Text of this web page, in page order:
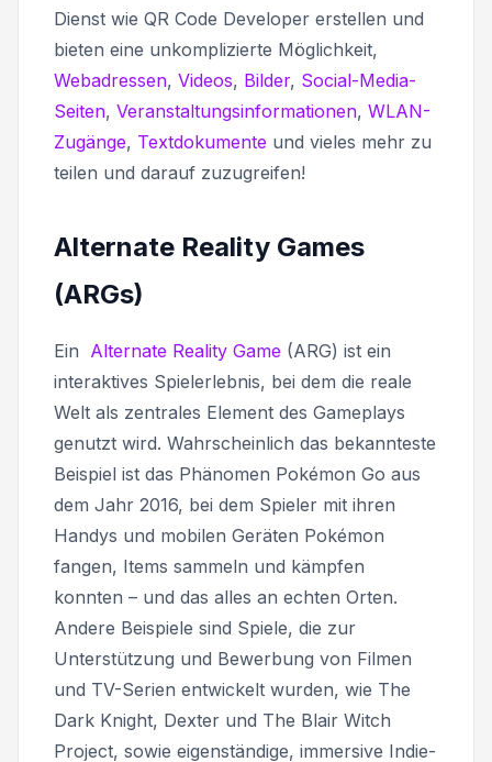
Dienst wie QR Code Developer erstellen und
bieten eine unkomplizierte Möglichkeit,
Webadressen, Videos, Bilder, Social-Media-
Seiten, Veranstaltungsinformationen, WLAN-
Zugänge, Textdokumente und vieles mehr zu
teilen und darauf zuzugreifen!
Alternate Reality Games
(ARGs)
Ein Alternate Reality Game (ARG) ist ein
interaktives Spielerlebnis, bei dem die reale
Welt als zentrales Element des Gameplays
genutzt wird. Wahrscheinlich das bekannteste
Beispiel ist das Phänomen Pokémon Go aus
dem Jahr 2016, bei dem Spieler mit ihren
Handys und mobilen Geräten Pokémon
fangen, Items sammeln und kämpfen
konnten – und das alles an echten Orten.
Andere Beispiele sind Spiele, die zur
Unterstützung und Bewerbung von Filmen
und TV-Serien entwickelt wurden, wie The
Dark Knight, Dexter und The Blair Witch
Project, sowie eigenständige, immersive Indie-